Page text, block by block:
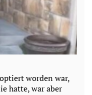
worden war,
hatte, war aber